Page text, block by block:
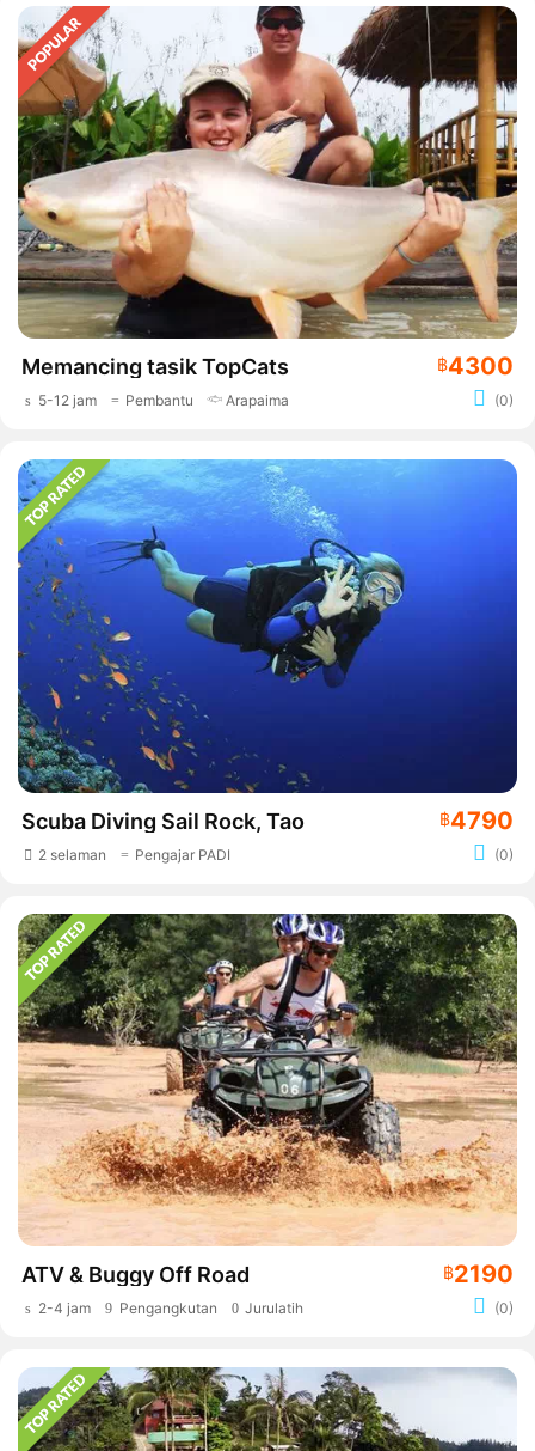
Memancing tasik TopCats ฿4300
5-12 jam Pembantu Arapaima (0)
Scuba Diving Sail Rock, Tao ฿4790
2 selaman Pengajar PADI (0)
ATV & Buggy Off Road ฿2190
2-4 jam Pengangkutan Jurulatih (0)